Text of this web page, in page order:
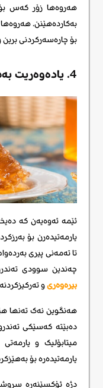
هەروەها زۆر کەس
بەکاردەهێنن.
بۆ چارەسەرکردنی
4. یادەوەریت بەهێز دەکات:
ئێمە ئەوەیەن کە
یارمەتیدەرن بۆ
تا تەمەنی پیری
چەندین سوودی
بیرەوەریو
هەنگوین نەک تەنها
دەبێتە کەسێکی
میتابۆلیک و
یارمەتیدەرە بۆ
دژە ئۆکسێنەرە